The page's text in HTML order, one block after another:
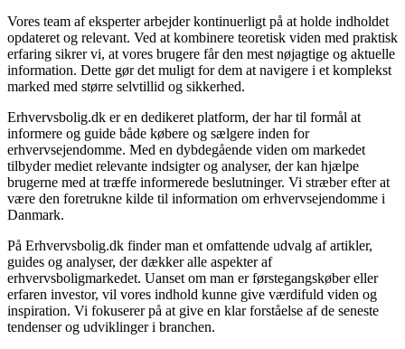
Vores team af eksperter arbejder kontinuerligt på at holde indholdet
opdateret og relevant. Ved at kombinere teoretisk viden med praktisk
erfaring sikrer vi, at vores brugere får den mest nøjagtige og aktuelle
information. Dette gør det muligt for dem at navigere i et komplekst
marked med større selvtillid og sikkerhed.
Erhvervsbolig.dk er en dedikeret platform, der har til formål at
informere og guide både købere og sælgere inden for
erhvervsejendomme. Med en dybdegående viden om markedet
tilbyder mediet relevante indsigter og analyser, der kan hjælpe
brugerne med at træffe informerede beslutninger. Vi stræber efter at
være den foretrukne kilde til information om erhvervsejendomme i
Danmark.
På Erhvervsbolig.dk finder man et omfattende udvalg af artikler,
guides og analyser, der dækker alle aspekter af
erhvervsboligmarkedet. Uanset om man er førstegangskøber eller
erfaren investor, vil vores indhold kunne give værdifuld viden og
inspiration. Vi fokuserer på at give en klar forståelse af de seneste
tendenser og udviklinger i branchen.